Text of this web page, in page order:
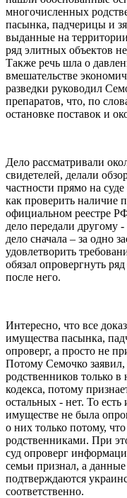
многочисленных
пасынка, падчерицы и
выданные на
ряд элитных объектов
Также речь шла о
вмешательстве
разведки руководил
препаратов, что, по
остановке поставок и
Дело рассматривали
свидетелей, делали
частности прямо на
как проверить наличие
официальном реестре
дело передали другому
дело сначала – за одно
удовлетворить
обязал опровергнуть
после него.
Интересно, что все
имущества пасынка,
опроверг, а просто не
Потому Семочко
родственников только
кодекса, потому
остальных - нет. То
имуществе не была
о них только потому,
родственниками. При
суд опроверг
семьи признал, а
подтверждаются
соответственно.